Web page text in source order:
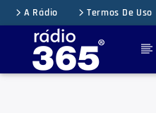
A Rádio Termos De Uso